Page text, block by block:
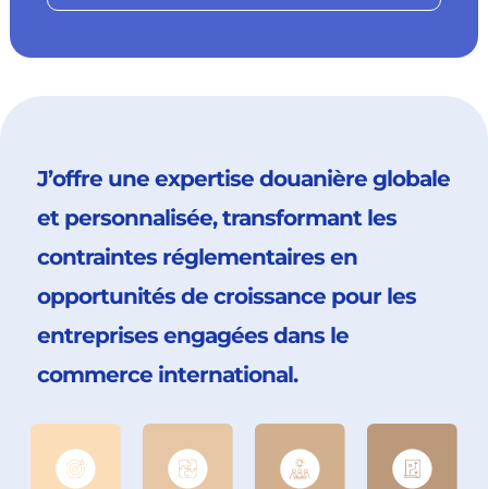
J’offre une expertise douanière globale
et personnalisée, transformant les
contraintes réglementaires en
opportunités de croissance pour les
entreprises engagées dans le
commerce international.